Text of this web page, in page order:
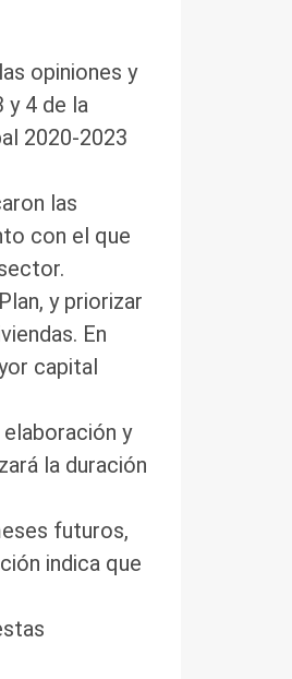
opiniones y
y 4 de la
2020-2023
las
con el que
y priorizar
En
capital
y
la duración
futuros,
indica que